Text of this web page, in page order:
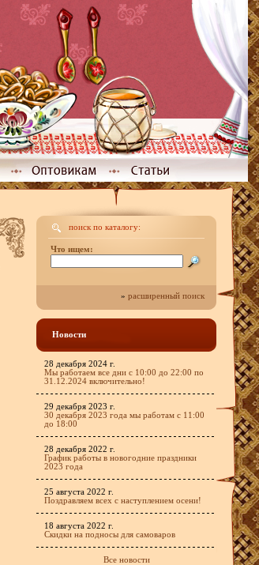
поиск по каталогу:
Что ищем:
» расширенный поиск
Новости
28 декабря 2024 г.
Мы работаем все дни с 10:00 до 22:00 по
31.12.2024 включительно!
29 декабря 2023 г.
30 декабря 2023 года мы работам с 11:00
до 18:00
28 декабря 2022 г.
График работы в новогодние праздники
2023 года
25 августа 2022 г.
Поздравляем всех с наступлением осени!
18 августа 2022 г.
Скидки на подносы для самоваров
Все новости